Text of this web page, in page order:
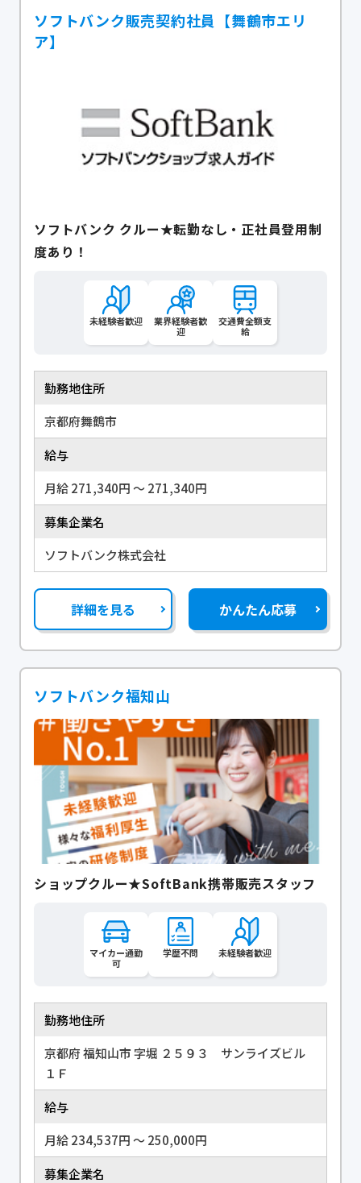
ソフトバンク販売契約社員【舞鶴市エリ
ア】
ソフトバンク クルー★転勤なし・正社員登用制
度あり！
未経験者歓迎
業界経験者歓
迎
交通費全額支
給
勤務地住所
京都府舞鶴市
給与
月給 271,340円 〜 271,340円
募集企業名
ソフトバンク株式会社
詳細を見る かんたん応募
ソフトバンク福知山
ショップクルー★SoftBank携帯販売スタッフ
マイカー通勤
可
学歴不問 未経験者歓迎
勤務地住所
京都府 福知山市 字堀 ２５９３ サンライズビル
１Ｆ
給与
月給 234,537円 〜 250,000円
募集企業名